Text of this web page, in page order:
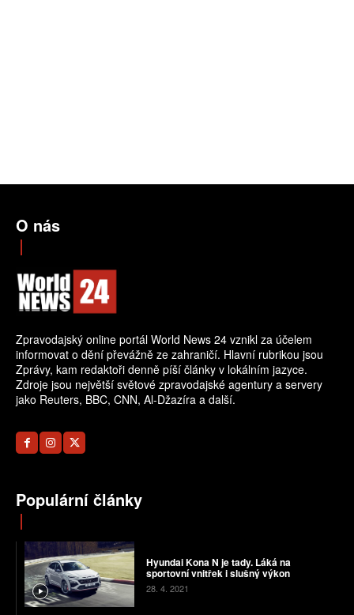
O nás
Zpravodajský online portál World News 24 vznikl za účelem
informovat o dění převážně ze zahraničí. Hlavní rubrikou jsou
Zprávy, kam redaktoři denně píší články v lokálním jazyce.
Zdroje jsou největší světové zpravodajské agentury a servery
jako Reuters, BBC, CNN, Al-Džazíra a další.
Populární články
Hyundai Kona N je tady. Láká na
sportovní vnitřek i slušný výkon
28. 4. 2021